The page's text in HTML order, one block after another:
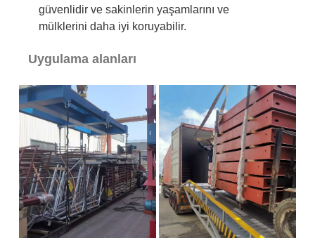
güvenlidir ve sakinlerin yaşamlarını ve
mülklerini daha iyi koruyabilir.
Uygulama alanları